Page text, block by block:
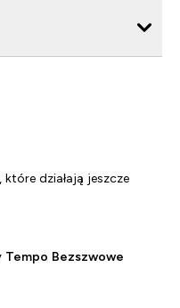
działają jeszcze
Tempo Bezszwowe